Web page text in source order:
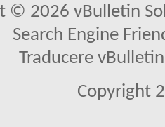
© 2026 vBulletin
Search Engine
Traducere
Copyright